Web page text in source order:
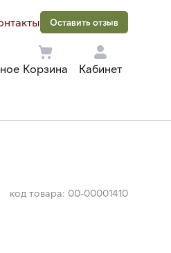
Оставить отзыв
Корзина Кабинет
код товара: 00-00001410